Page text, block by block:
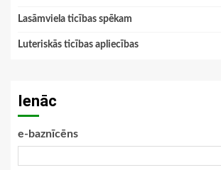
Lasāmviela ticības spēkam
Luteriskās ticības apliecības
Ienāc
e-baznīcēns